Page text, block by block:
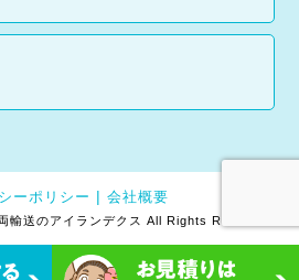
ーポリシー 会社概要
輸送のアイランデクス All Rights Reserved.